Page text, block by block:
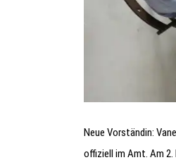
Neue Vorständin:
offiziell im Amt. Am 2.